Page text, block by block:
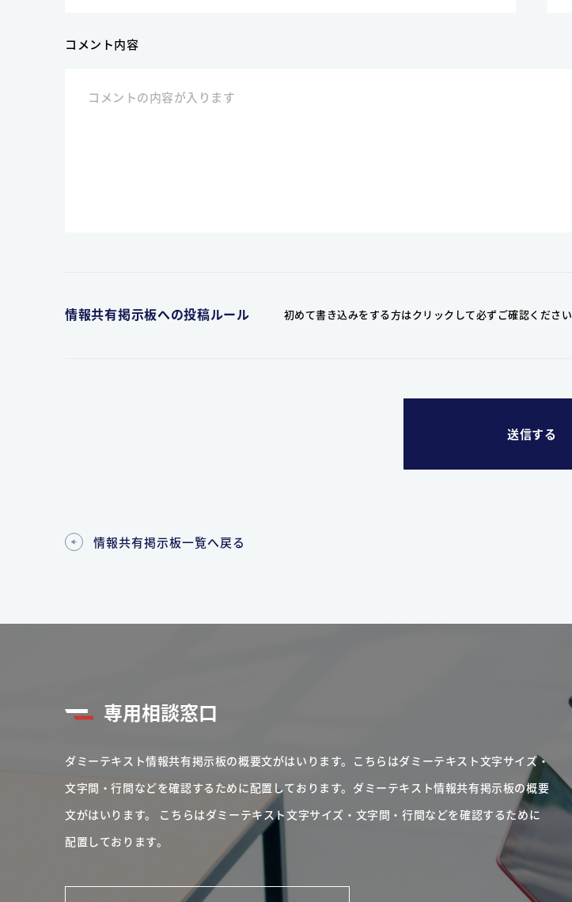
コメント内容
情報共有掲示板への投稿ルール 初めて書き込みをする方はクリックして必ずご確認ください
情報共有掲示板一覧へ戻る
専用相談窓口
ダミーテキスト情報共有掲示板の概要文がはいります。こちらはダミーテキスト文字サイズ・
文字間・行間などを確認するために配置しております。ダミーテキスト情報共有掲示板の概要
文がはいります。 こちらはダミーテキスト文字サイズ・文字間・行間などを確認するために
配置しております。